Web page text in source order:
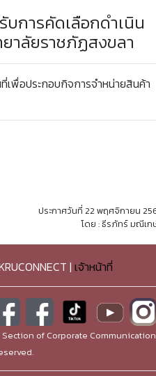
บการคัดเลือกดำเนิน
าลัยราชภัฏสงขลา
เพื่อประกอบกิจการจำหน่ายสินค้า
ประกาศวันที่ 22 พฤศจิกายน
โดย : ธีรภัทร์ มณีเก
| เจ้าหน้าที่
of Corporate